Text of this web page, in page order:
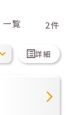
一覧 2件
詳細